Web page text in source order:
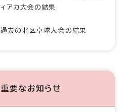
ィアカ大会の結果
過去の北区卓球大会の結果
重要なお知らせ